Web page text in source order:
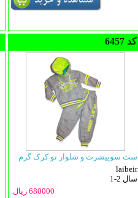
6457 کد
ست سوییشرت و شلوار تو کرک گرم
laibeir
1-2 سال
680000 ریال